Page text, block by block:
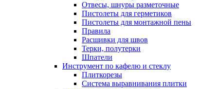
Отвесы, шнуры разметочные
Пистолеты для герметиков
Пистолеты для монтажной пены
Правила
Расшивки для швов
Терки, полутерки
Шпатели
Инструмент по кафелю и стеклу
Плиткорезы
Система выравнивания плитки